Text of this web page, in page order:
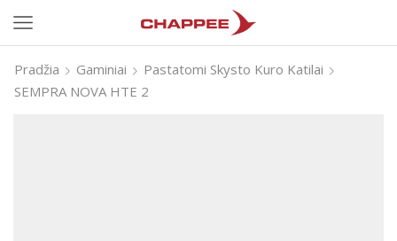
Pradžia Gaminiai
Pastatomi Skysto Kuro Katilai
SEMPRA NOVA HTE 2